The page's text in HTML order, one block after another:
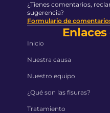
¿Tienes comentarios,
sugerencia?
Formulario de
Inicio
Nuestra causa
Nuestro equipo
¿Qué son las fisuras?
Tratamiento